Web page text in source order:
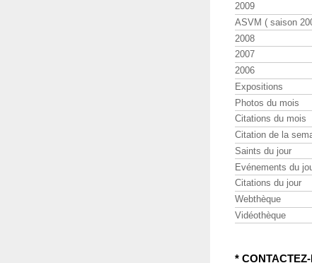
2009
ASVM ( saison
2008
2007
2006
Expositions
Photos du mois
Citations du mois
Citation de la
Saints du jour
Evénements du
Citations du jour
Webthèque
Vidéothèque
*